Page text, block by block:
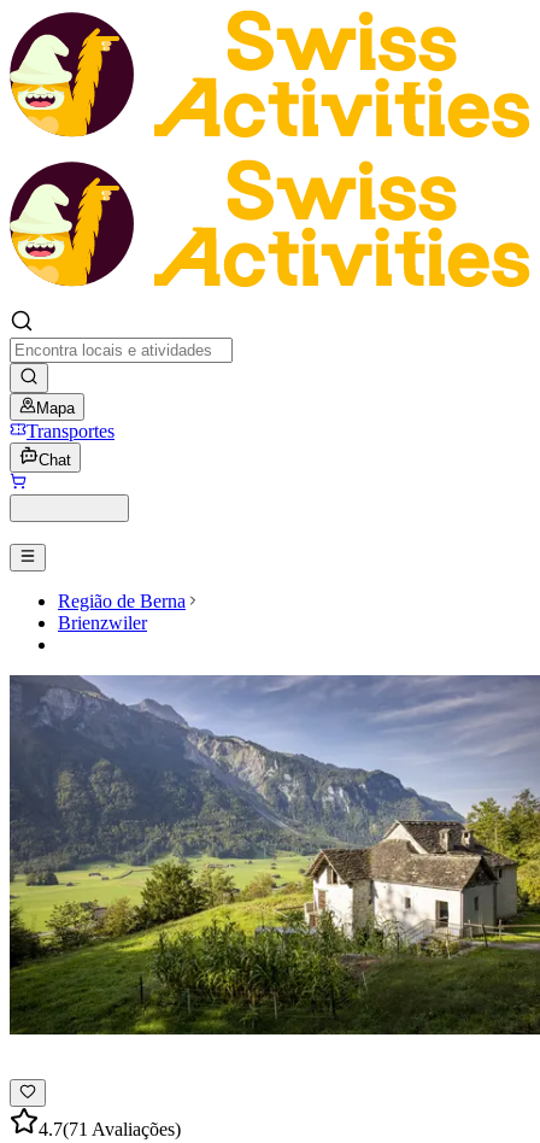
Mapa
Transportes
Chat
Região de Berna
Brienzwiler
4.7(71 Avaliações)